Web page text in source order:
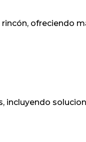
ofreciendo
incluyendo